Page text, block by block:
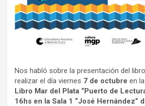
Nos habló sobre la presentación del
realizar el día viernes 7 de octubre en la
Libro Mar del Plata “Puerto de
16hs en la Sala 1 “José Hernández”